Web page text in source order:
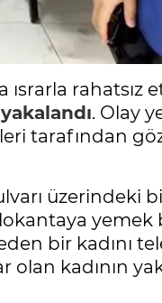
rahatsız
. Olay
tarafından
üzerindeki
yemek
bir kadını
kadının